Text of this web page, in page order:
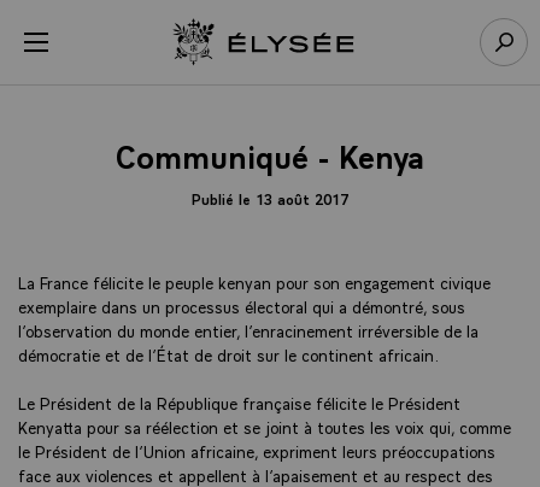
menu Retour à l’accueil Élysée
Communiqué - Kenya
Publié le 13 août 2017
La France félicite le peuple kenyan pour son engagement civique
exemplaire dans un processus électoral qui a démontré, sous
l’observation du monde entier, l’enracinement irréversible de la
démocratie et de l’État de droit sur le continent africain.
Le Président de la République française félicite le Président
Kenyatta pour sa réélection et se joint à toutes les voix qui, comme
le Président de l’Union africaine, expriment leurs préoccupations
face aux violences et appellent à l’apaisement et au respect des
Panneau de gestion des cookies